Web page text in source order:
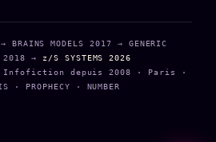
BRAINS MODELS 2017 → GENERIC
2018 → z/S SYSTEMS 2026
· Infofiction depuis 2008 · Paris ·
· PROPHECY · NUMBER